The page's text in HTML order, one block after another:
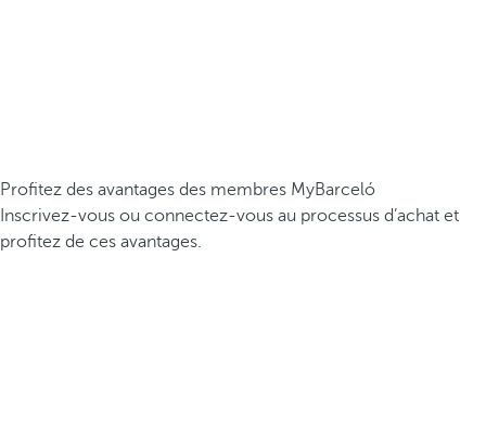
Profitez des avantages des membres MyBarceló
Inscrivez-vous ou connectez-vous au processus d’achat et
profitez de ces avantages.